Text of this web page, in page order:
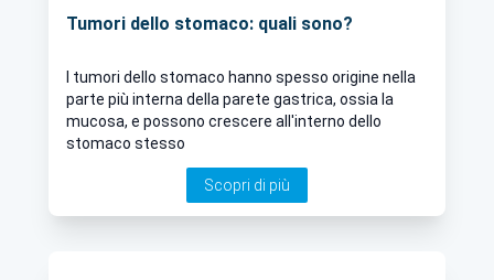
Tumori dello stomaco: quali sono?
I tumori dello stomaco hanno spesso origine nella
parte più interna della parete gastrica, ossia la
mucosa, e possono crescere all'interno dello
stomaco stesso
Scopri di più